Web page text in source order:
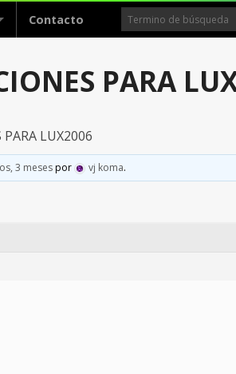
Contacto
PARA
PARA LUX2006
3 mesespor vj koma.